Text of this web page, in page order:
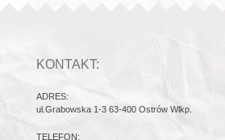
KONTAKT:
ADRES:
ul.Grabowska 1-3 63-400 Ostrów Wlkp.
TELEFON: